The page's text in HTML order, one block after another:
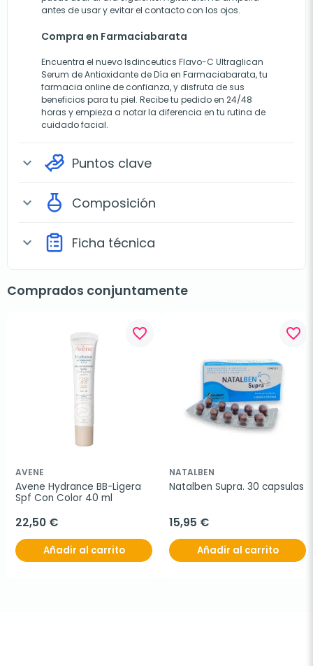
antes de usar y evitar el contacto con los ojos.
Compra en Farmaciabarata
Encuentra el nuevo Isdinceutics Flavo-C Ultraglican
Serum de Antioxidante de Día en Farmaciabarata, tu
farmacia online de confianza, y disfruta de sus
beneficios para tu piel. Recibe tu pedido en 24/48
horas y empieza a notar la diferencia en tu rutina de
cuidado facial.
expand_more Puntos clave
expand_more Composición
expand_more Ficha técnica
Comprados conjuntamente
favorite_border
AVENE
Avene Hydrance BB-Ligera
Spf Con Color 40 ml
22,50 €
Añadir al carrito
favorite_border
NATALBEN
Natalben Supra. 30 capsulas
15,95 €
Añadir al carrito